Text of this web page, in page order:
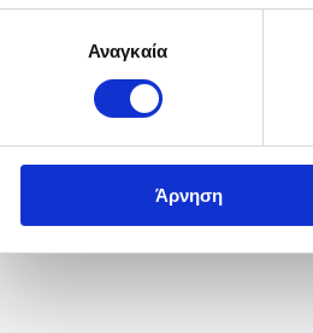
συγκατάθεσηςΑναγκαία
Άρνηση